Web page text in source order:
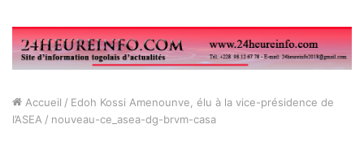
Accueil / Edoh Kossi Amenounve, élu à la vice-présidence de
l’ASEA / nouveau-ce_asea-dg-brvm-casa